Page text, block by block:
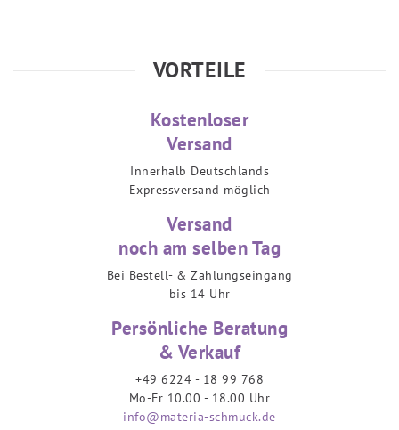
VORTEILE
Kostenloser
Versand
Innerhalb Deutschlands
Expressversand möglich
Versand
noch am selben Tag
Bei Bestell- & Zahlungseingang
bis 14 Uhr
Persönliche Beratung
& Verkauf
+49 6224 - 18 99 768
Mo-Fr 10.00 - 18.00 Uhr
info@materia-schmuck.de